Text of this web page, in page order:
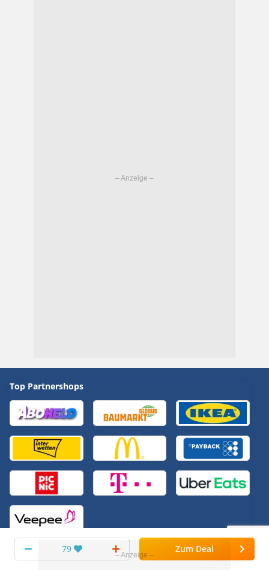
79 Zum Deal
Top Partnershops
Alle anzeigen